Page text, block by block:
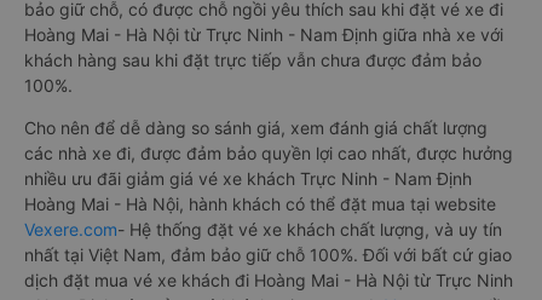
bảo giữ chỗ, có được chỗ ngồi yêu thích sau khi đặt vé xe đi
Hoàng Mai - Hà Nội từ Trực Ninh - Nam Định giữa nhà xe với
khách hàng sau khi đặt trực tiếp vẫn chưa được đảm bảo
100%.
Cho nên để dễ dàng so sánh giá, xem đánh giá chất lượng
các nhà xe đi, được đảm bảo quyền lợi cao nhất, được hưởng
nhiều ưu đãi giảm giá vé xe khách Trực Ninh - Nam Định
Hoàng Mai - Hà Nội, hành khách có thể đặt mua tại website
Vexere.com- Hệ thống đặt vé xe khách chất lượng, và uy tín
nhất tại Việt Nam, đảm bảo giữ chỗ 100%. Đối với bất cứ giao
dịch đặt mua vé xe khách đi Hoàng Mai - Hà Nội từ Trực Ninh